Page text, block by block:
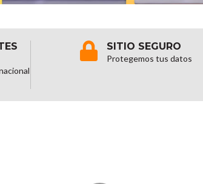
SITIO SEGURO
Protegemos tus datos